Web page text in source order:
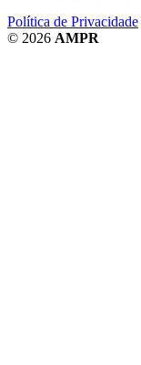
Política de Privacidade
© 2026 AMPR